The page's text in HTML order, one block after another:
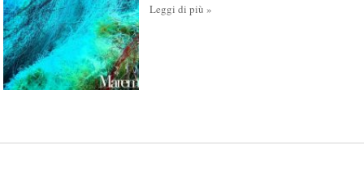
Leggi di più »